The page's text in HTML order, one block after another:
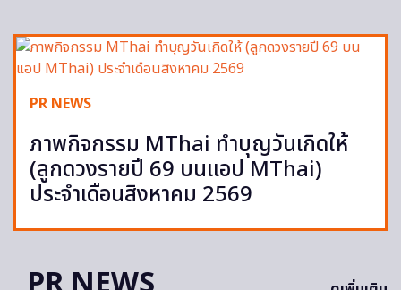
PR NEWS
ภาพกิจกรรม MThai ทำบุญวันเกิดให้
(ลูกดวงรายปี 69 บนแอป MThai)
ประจำเดือนสิงหาคม 2569